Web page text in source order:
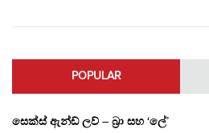
POPULAR
සෙක්ස් ඇන්ඩ් ලව් – බ්‍රා සහ ‘ලේ’